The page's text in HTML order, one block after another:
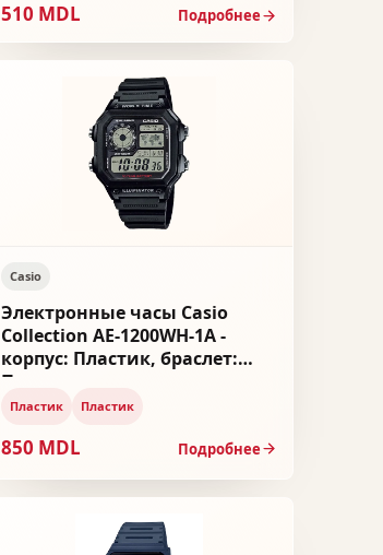
510 MDL Подробнее
Casio
Электронные часы Casio
Collection AE-1200WH-1A -
корпус: Пластик, браслет:
Пластик
Пластик Пластик
850 MDL Подробнее